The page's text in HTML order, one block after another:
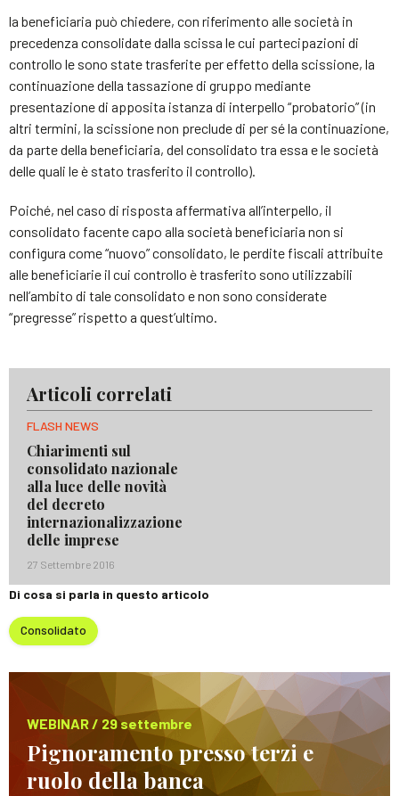
la beneficiaria può chiedere, con riferimento alle società in
precedenza consolidate dalla scissa le cui partecipazioni di
controllo le sono state trasferite per effetto della scissione, la
continuazione della tassazione di gruppo mediante
presentazione di apposita istanza di interpello “probatorio” (in
altri termini, la scissione non preclude di per sé la continuazione,
da parte della beneficiaria, del consolidato tra essa e le società
delle quali le è stato trasferito il controllo).
Poiché, nel caso di risposta affermativa all’interpello, il
consolidato facente capo alla società beneficiaria non si
configura come “nuovo” consolidato, le perdite fiscali attribuite
alle beneficiarie il cui controllo è trasferito sono utilizzabili
nell’ambito di tale consolidato e non sono considerate
“pregresse” rispetto a quest’ultimo.
Articoli correlati
FLASH NEWS
Chiarimenti sul
consolidato nazionale
alla luce delle novità
del decreto
internazionalizzazione
delle imprese
27 Settembre 2016
Di cosa si parla in questo articolo
Consolidato
WEBINAR / 29 settembre
Pignoramento presso terzi e
ruolo della banca